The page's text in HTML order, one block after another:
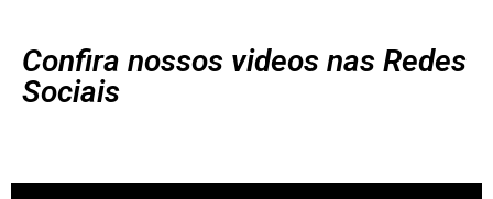
Confira nossos videos nas Redes
Sociais